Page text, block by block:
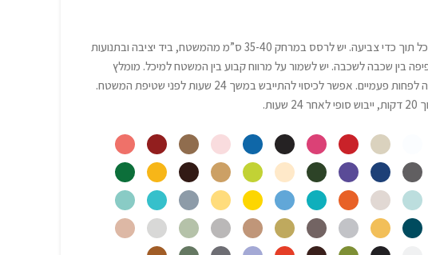
יש לנער את המיכל תוך כדי צביעה. יש לרסס במרחק 35-40 ס”מ מהמשטח, ביד יציבה ובתנועות
בין שכבה לשכבה. יש לשמור על מרווח קבוע בין המשטח למיכל. מומלץ
לחזור על הפעולה לפחות פעמיים. אפשר לכיסוי להתייבש במשך 24 שעות לפני שטיפת המשטח.